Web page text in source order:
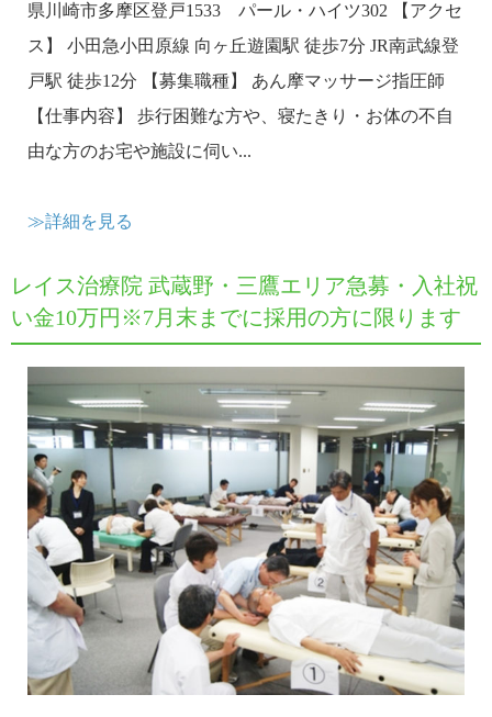
県川崎市多摩区登戸1533 パール・ハイツ302 【アクセ
ス】 小田急小田原線 向ヶ丘遊園駅 徒歩7分 JR南武線登
戸駅 徒歩12分 【募集職種】 あん摩マッサージ指圧師
【仕事内容】 歩行困難な方や、寝たきり・お体の不自
由な方のお宅や施設に伺い...
≫詳細を見る
レイス治療院 武蔵野・三鷹エリア急募・入社祝
い金10万円※7月末までに採用の方に限ります